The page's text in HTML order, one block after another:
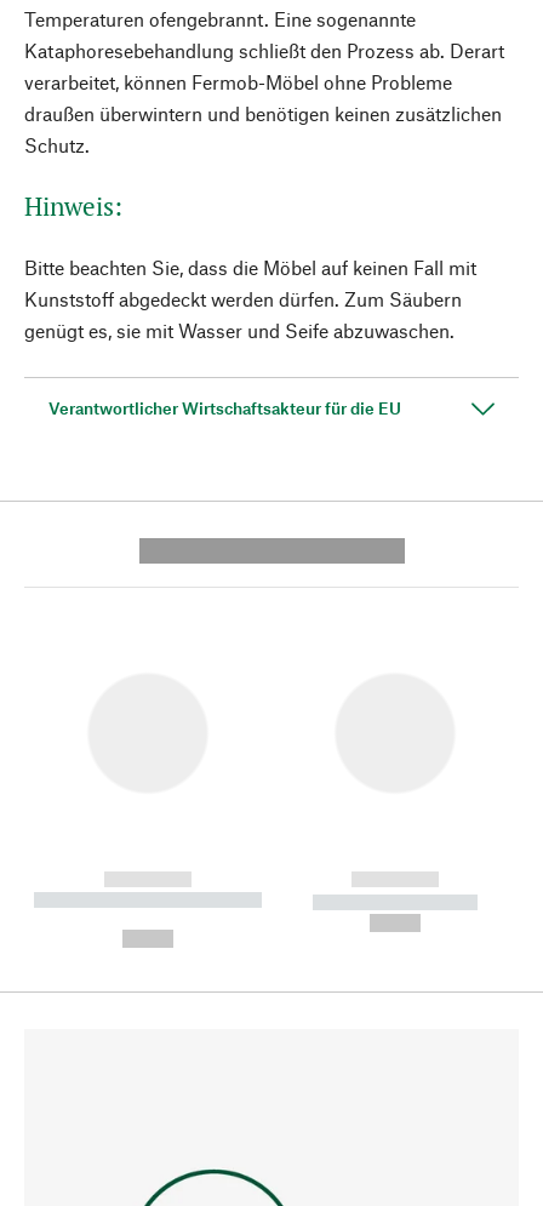
Temperaturen ofengebrannt. Eine sogenannte
Kataphoresebehandlung schließt den Prozess ab. Derart
verarbeitet, können Fermob-Möbel ohne Probleme
draußen überwintern und benötigen keinen zusätzlichen
Schutz.
Hinweis:
Bitte beachten Sie, dass die Möbel auf keinen Fall mit
Kunststoff abgedeckt werden dürfen. Zum Säubern
genügt es, sie mit Wasser und Seife abzuwaschen.
Verantwortlicher Wirtschaftsakteur für die EU
------------
----------- ----------- --------
------------
----------- -----------